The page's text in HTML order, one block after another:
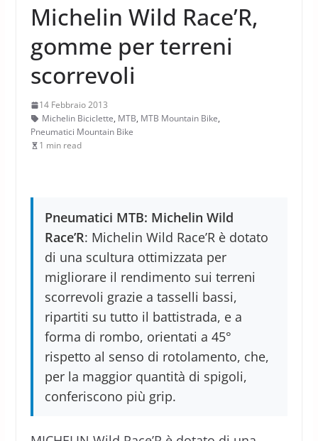
Michelin Wild Race’R,
gomme per terreni
scorrevoli
14 Febbraio 2013
Michelin Biciclette, MTB, MTB Mountain Bike,
Pneumatici Mountain Bike
1 min read
Pneumatici MTB: Michelin Wild
Race’R: Michelin Wild Race’R è dotato
di una scultura ottimizzata per
migliorare il rendimento sui terreni
scorrevoli grazie a tasselli bassi,
ripartiti su tutto il battistrada, e a
forma di rombo, orientati a 45°
rispetto al senso di rotolamento, che,
per la maggior quantità di spigoli,
conferiscono più grip.